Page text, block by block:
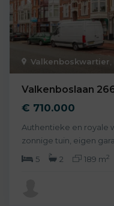
Valkenboskwartier
Valkenboslaan
€ 710.000
Authentieke en royale
zonnige tuin, eigen
5
2 189 m2